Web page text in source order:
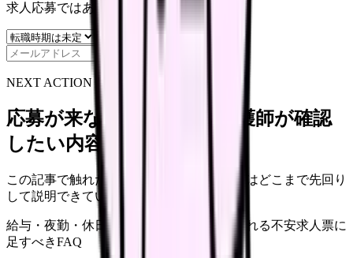
求人応募ではありません。
NEXT ACTION FOR CLINICS
応募が来ない求人票を、看護師が確認
したい内容に直せます
この記事で触れた不安を、自院の求人票ではどこまで先回り
して説明できていますか？
給与・夜勤・休日の見せ方 応募前に離脱される不安求人票に
足すべきFAQ